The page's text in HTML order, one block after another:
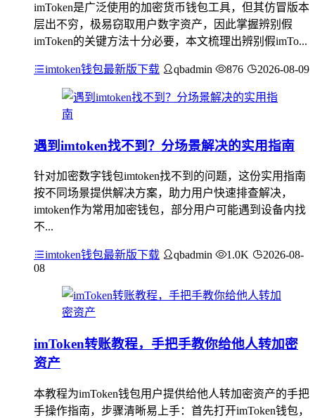
imToken是广泛使用的加密货币钱包工具，但其仿冒版本
层出不穷，极易窃取用户数字资产，因此掌握辨别假
imToken的关键方法十分必要，本文梳理出辨别假imTo...
imtoken钱包最新版下载 qbadmin 876 2026-08-09
遇到imtoken找不到？分场景解决的实用指南
针对加密数字钱包imtoken找不到的问题，这份实用指南
按不同场景提供解决方案，助力用户快速排查解决，
imtoken作为常用加密钱包，部分用户可能遇到设备内找
不...
imtoken钱包最新版下载 qbadmin 1.0K
2026-08-
08
imToken转账教程，手把手教你给他人转加密
资产
本教程为imToken钱包用户提供给他人转加密资产的手把
手操作指南，步骤清晰易上手：首先打开imToken钱包，